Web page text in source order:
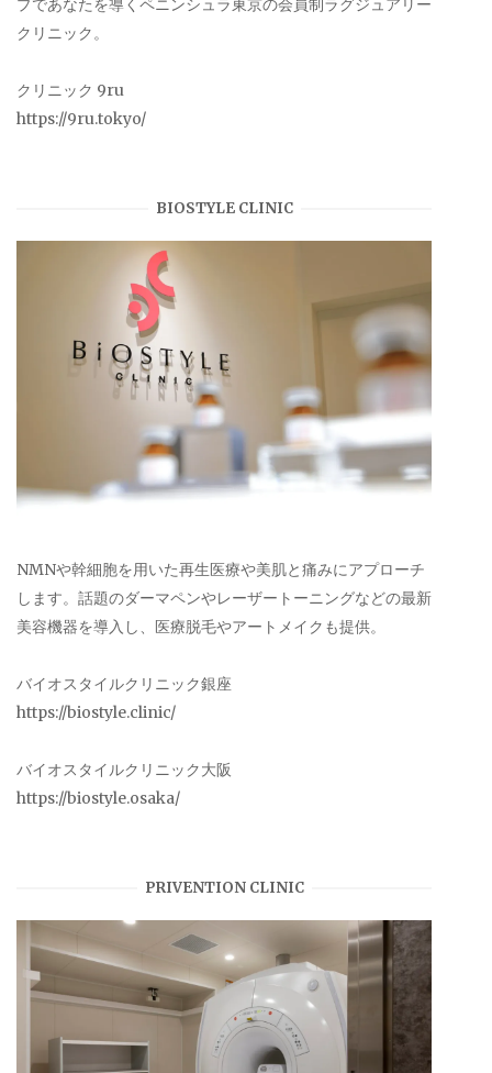
プであなたを導くペニンシュラ東京の会員制ラグジュアリー
クリニック。
クリニック 9ru
https://9ru.tokyo/
BIOSTYLE CLINIC
NMNや幹細胞を用いた再生医療や美肌と痛みにアプローチ
します。話題のダーマペンやレーザートーニングなどの最新
美容機器を導入し、医療脱毛やアートメイクも提供。
バイオスタイルクリニック銀座
https://biostyle.clinic/
バイオスタイルクリニック大阪
https://biostyle.osaka/
PRIVENTION CLINIC